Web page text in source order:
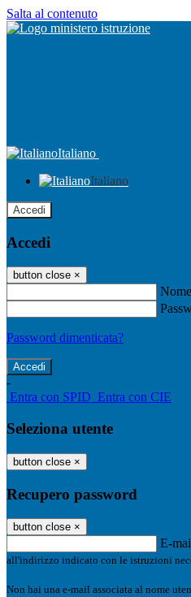
Salta al contenuto
Italiano
Italiano
Accedi
Accedi
button close ×
Password dimenticata?
-
Entra con SPID Entra con CIE
Seleziona utente
button close ×
Recupero password
button close ×
E-
all'indirizzo indicato con le istruzioni
Non hai una e-mail associata al nome